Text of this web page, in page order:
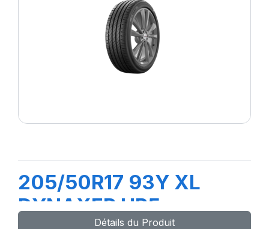
205/50R17 93Y XL
DYNAXER HP5
Détails du Produit